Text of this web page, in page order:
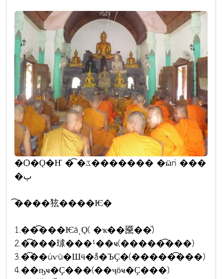
�Ѻ�Ǫ�Ҥ �͡ �ػ������� �ӹǹ ���
�ٻ
�͡���㹡����Ѥ�
1.��͡���ѤâͺǪ( �ҡ��黡��ͧ)
2.�͡���㺷���¹��ҹ(�����͡���)
3.�͡��úѵû�Шӵ�ǻ�ЪҪ�(�����͡���)
4.��ҧҹ�Ҫ���(��ҷӧҹ�Ҫ���)